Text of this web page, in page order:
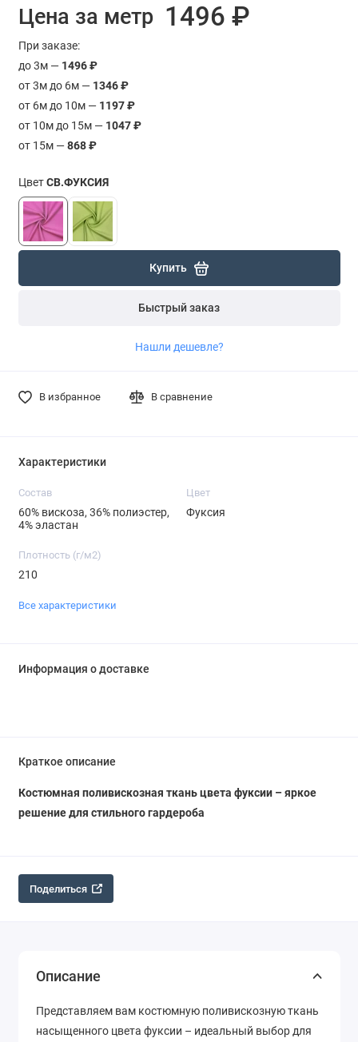
Цена за метр 1496 ₽
При заказе:
до 3м — 1496 ₽
от 3м до 6м — 1346 ₽
от 6м до 10м — 1197 ₽
от 10м до 15м — 1047 ₽
от 15м —868 ₽
ЦветСВ.ФУКСИЯ
Купить
Быстрый заказ
Нашли дешевле?
В избранное В сравнение
Характеристики
Состав
60% вискоза, 36% полиэстер,
4% эластан
Цвет
Фуксия
Плотность (г/м2)
210
Все характеристики
Информация о доставке
Краткое описание
Костюмная поливискозная ткань цвета фуксии – яркое
решение для стильного гардероба
Поделиться
Описание
Представляем вам костюмную поливискозную ткань
насыщенного цвета фуксии – идеальный выбор для